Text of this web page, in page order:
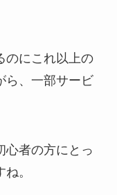
のにこれ以上の
ら、一部サービ
心者の方にとっ
。